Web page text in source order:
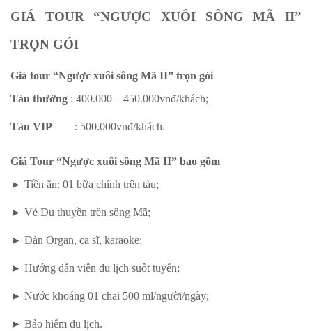
GIÁ TOUR “NGƯỢC XUÔI SÔNG MÃ II”
TRỌN GÓI
Giá tour “Ngược xuôi sông Mã II” trọn gói
Tàu thường : 400.000 – 450.000vnđ/khách;
Tàu VIP : 500.000vnđ/khách.
Giá Tour “Ngược xuôi sông Mã II” bao gồm
► Tiền ăn: 01 bữa chính trên tàu;
► Vé Du thuyền trên sông Mã;
► Đàn Organ, ca sĩ, karaoke;
► Hướng dẫn viên du lịch suốt tuyến;
► Nước khoáng 01 chai 500 ml/người/ngày;
► Bảo hiểm du lịch.